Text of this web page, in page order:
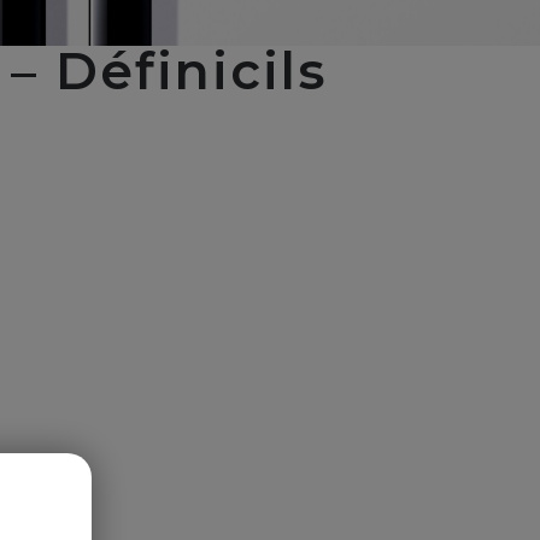
Définicils